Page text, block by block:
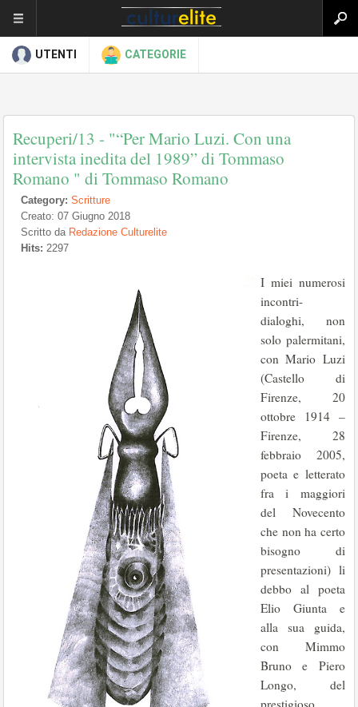
UTENTI CATEGORIE
Recuperi/13 - "“Per Mario Luzi. Con una
intervista inedita del 1989” di Tommaso
Romano " di Tommaso Romano
Category: Scritture
Creato: 07 Giugno 2018
Scritto da Redazione Culturelite
Hits: 2297
I miei numerosi
incontri-
dialoghi, non
solo palermitani,
con Mario Luzi
(Castello di
Firenze, 20
ottobre 1914 –
Firenze, 28
febbraio 2005,
poeta e letterato
fra i maggiori
del Novecento
che non ha certo
bisogno di
presentazioni) li
debbo al poeta
Elio Giunta e
alla sua guida,
con Mimmo
Bruno e Piero
Longo, del
prestigioso